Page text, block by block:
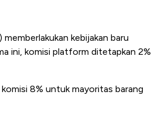
kebijakan baru
ini, komisi platform ditetapkan 2%
8% untuk mayoritas barang